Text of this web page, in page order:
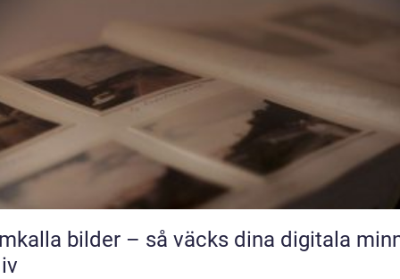
bilder – så väcks dina digitala